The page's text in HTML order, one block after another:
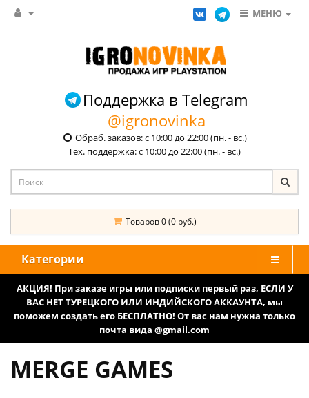
МЕНЮ
Поддержка в Telegram
@igronovinka
Обраб. заказов: с 10:00 до 22:00 (пн. - вс.)
Тех. поддержка: с 10:00 до 22:00 (пн. - вс.)
Товаров 0 (0 руб.)
Категории
АКЦИЯ! При заказе игры или подписки первый раз, ЕСЛИ У
ВАС НЕТ ТУРЕЦКОГО ИЛИ ИНДИЙСКОГО АККАУНТА, мы
поможем создать его БЕСПЛАТНО! От вас нам нужна только
почта вида @gmail.com
MERGE GAMES